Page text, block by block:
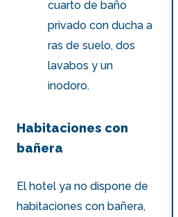
cuarto de baño
privado con ducha a
ras de suelo, dos
lavabos y un
inodoro.
Habitaciones con
bañera
El hotel ya no dispone de
habitaciones con bañera,